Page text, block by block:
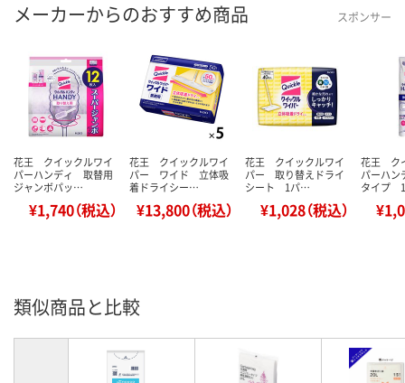
メーカーからのおすすめ商品 スポンサー
花王 クイックルワイ
パーハンディ 取替用
ジャンボパッ…
¥1,740（税込）
花王 クイックルワイ
パー ワイド 立体吸
着ドライシー…
¥13,800（税込）
花王 クイックルワイ
パー 取り替えドライ
シート 1パ…
¥1,028（税込）
花王 ク
パーハン
タイプ
類似商品と比較